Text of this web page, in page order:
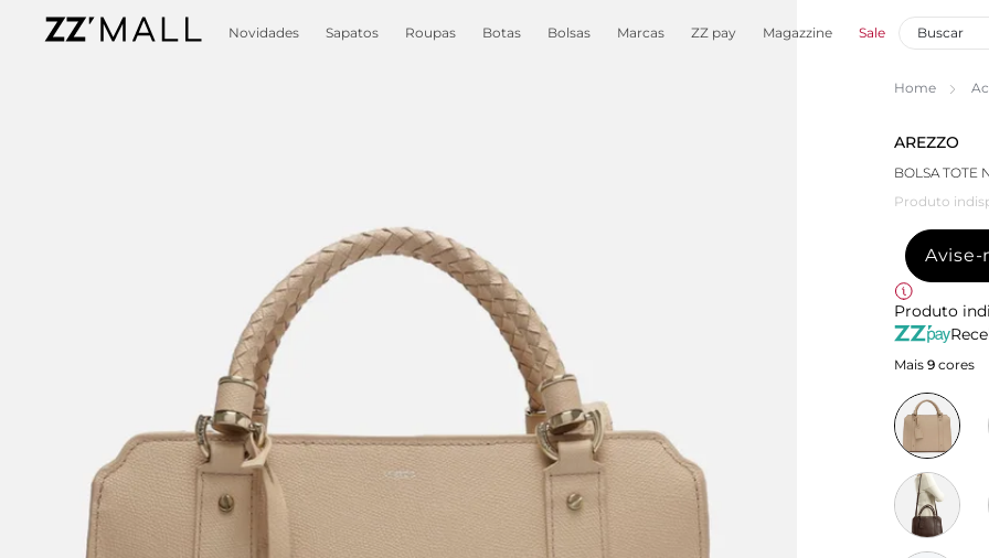
Novidades Sapatos Roupas Botas Bolsas Marcas ZZ pay Magazzine Sale
Home
AREZZO
BOLSA TOTE
Produto
Avise-
Produto
Mais 9 cores